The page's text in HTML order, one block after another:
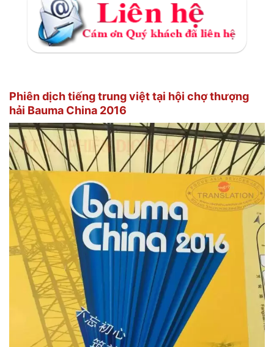
Phiên dịch tiếng trung việt tại hội chợ thượng
hải Bauma China 2016